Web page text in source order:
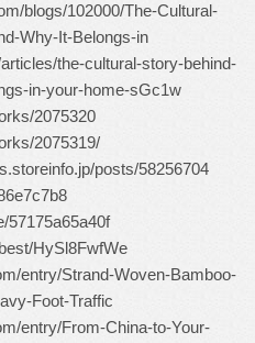
blogs/102000/The-Cultural-
Why-It-Belongs-in
the-cultural-story-behind-
in-your-home-sGc1w
2075320
2075319/
posts/58256704
57175a65a40f
HySl8FwfWe
entry/Strand-Woven-Bamboo-
Foot-Traffic
entry/From-China-to-Your-